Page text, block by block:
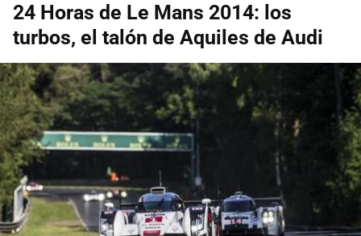
24 Horas de Le Mans 2014: los
turbos, el talón de Aquiles de Audi